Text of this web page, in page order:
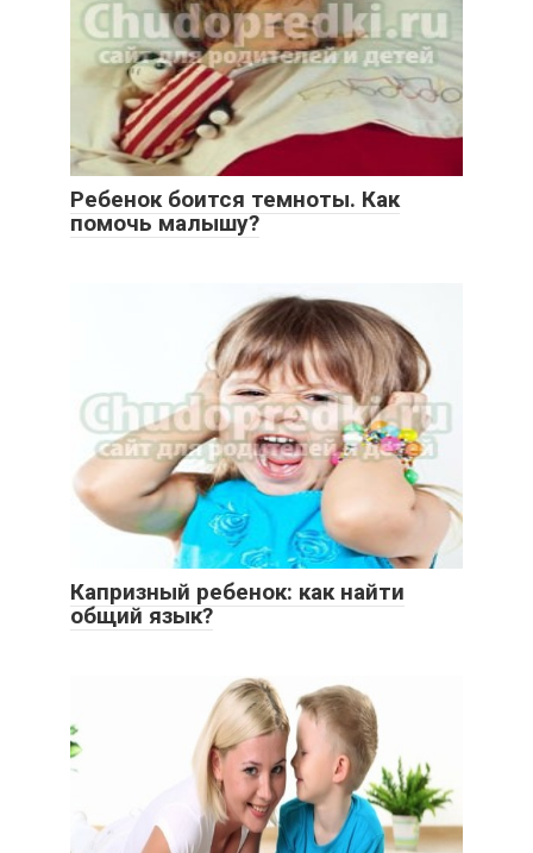
Ребенок боится темноты. Как
помочь малышу?
Капризный ребенок: как найти
общий язык?